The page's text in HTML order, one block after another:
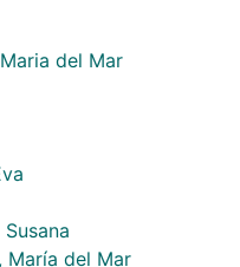
del Mar
María del Mar